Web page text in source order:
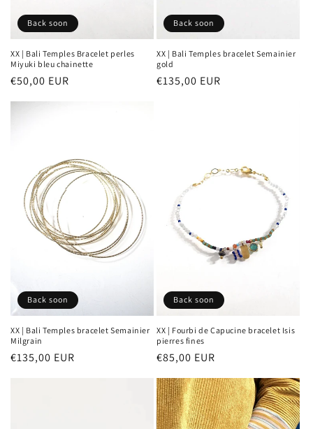
Back soon
XX | Bali Temples Bracelet perles
Miyuki bleu chainette
Prix
€50,00 EUR
Back soon
XX | Bali Temples bracelet Semainier
gold
Prix
€135,00 EUR
Back soon
XX | Bali Temples bracelet Semainier
Milgrain
Prix
€135,00 EUR
Back soon
XX | Fourbi de Capucine bracelet Isis
pierres fines
Prix
€85,00 EUR